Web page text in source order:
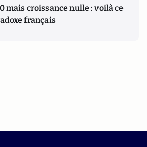
mais croissance nulle : voilà ce
français